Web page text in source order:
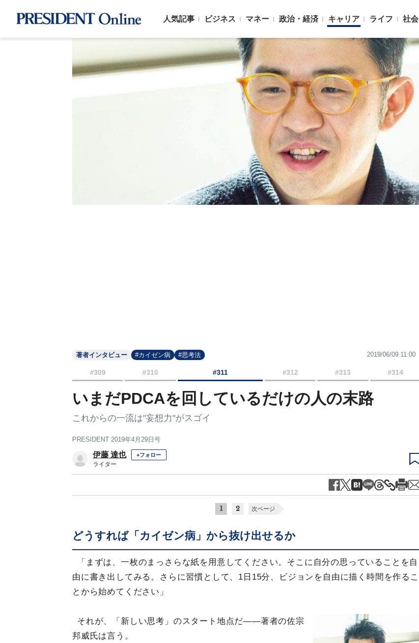
人気記事 ビジネス マネー 政治・経済 キャリア ライフ 社会
著者インタビュー #カイゼン病 #思考法 2019/06/09 11:00
#309 #310 #311 #312 #313 #314
いまだPDCAを回しているだけの人の末路
これからの一流は"妄想力"がスゴイ
PRESIDENT 2019年4月29日号
伊藤 達也 +フォロー
ライター
1 2 次ページ
どうすれば「カイゼン病」から抜け出せるか
「まずは、一枚のまっさらな紙を用意してください。そこに自分の思っていることを自
由に書き出してみる。さらに習慣として、1日15分、ビジョンを自由に描く時間を作るこ
とから始めてください」
それが、「新しい思考」のスタート地点だ――著者の佐宗
邦威氏は言う。